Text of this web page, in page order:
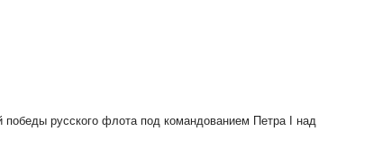
победы русского флота под командованием Петра I над